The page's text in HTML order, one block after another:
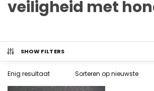
veiligheid met
SHOW FILTERS
Enig resultaat